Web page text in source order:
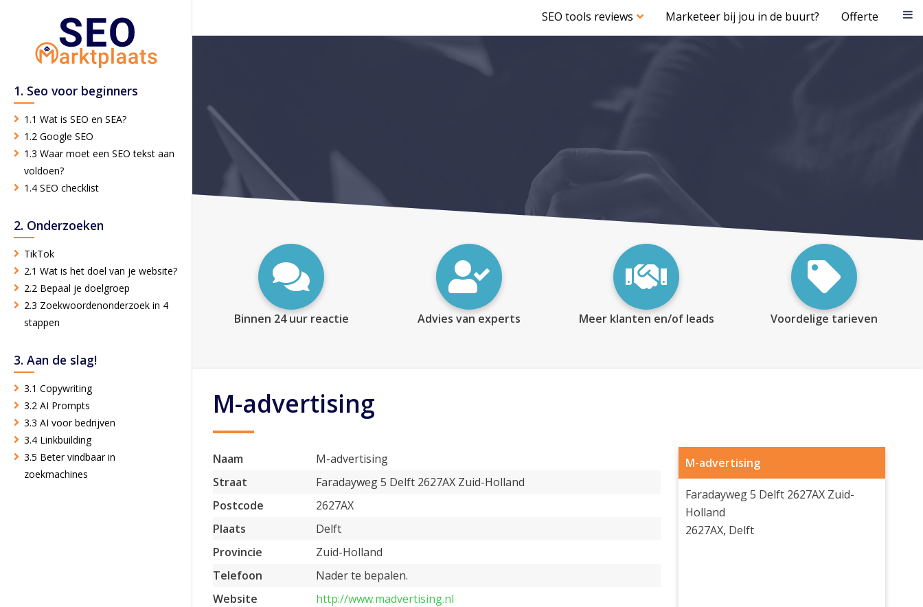
SEO tools reviews Marketeer bij jou in de buurt? Offerte
1. Seo voor beginners
1.1 Wat is SEO en SEA?
1.2 Google SEO
1.3 Waar moet een SEO tekst aan
voldoen?
1.4 SEO checklist
2. Onderzoeken
TikTok
2.1 Wat is het doel van je website?
2.2 Bepaal je doelgroep
2.3 Zoekwoordenonderzoek in 4
stappen
3. Aan de slag!
3.1 Copywriting
3.2 AI Prompts
3.3 AI voor bedrijven
3.4 Linkbuilding
3.5 Beter vindbaar in
zoekmachines
Binnen 24 uur reactie Advies van experts Meer klanten en/of leads Voordelige tarieven
M-advertising
Naam
M-advertising
Straat
Faradayweg 5 Delft 2627AX Zuid-Holland
Postcode
2627AX
Plaats
Delft
Provincie
Zuid-Holland
Telefoon
Nader te bepalen.
Website
http://www.madvertising.nl
M-advertising
Faradayweg 5 Delft 2627AX Zuid-
Holland
2627AX, Delft